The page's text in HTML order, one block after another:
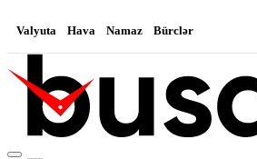
Valyuta Hava Namaz Bürclər